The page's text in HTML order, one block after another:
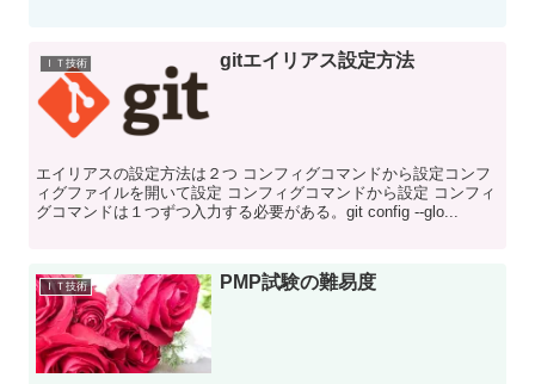
ＩＴ技術 gitエイリアス設定方法
エイリアスの設定方法は２つ コンフィグコマンドから設定コンフ
ィグファイルを開いて設定 コンフィグコマンドから設定 コンフィ
グコマンドは１つずつ入力する必要がある。git config --glo...
ＩＴ技術 PMP試験の難易度